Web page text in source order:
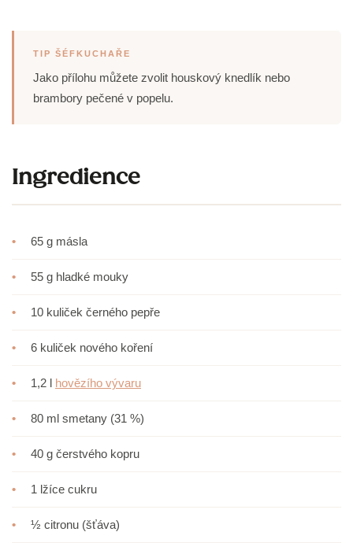
TIP ŠÉFKUCHAŘE
Jako přílohu můžete zvolit houskový knedlík nebo
brambory pečené v popelu.
Ingredience
• 65 g másla
• 55 g hladké mouky
• 10 kuliček černého pepře
• 6 kuliček nového koření
• 1,2 l hovězího vývaru
• 80 ml smetany (31 %)
• 40 g čerstvého kopru
• 1 lžíce cukru
• ½ citronu (šťáva)